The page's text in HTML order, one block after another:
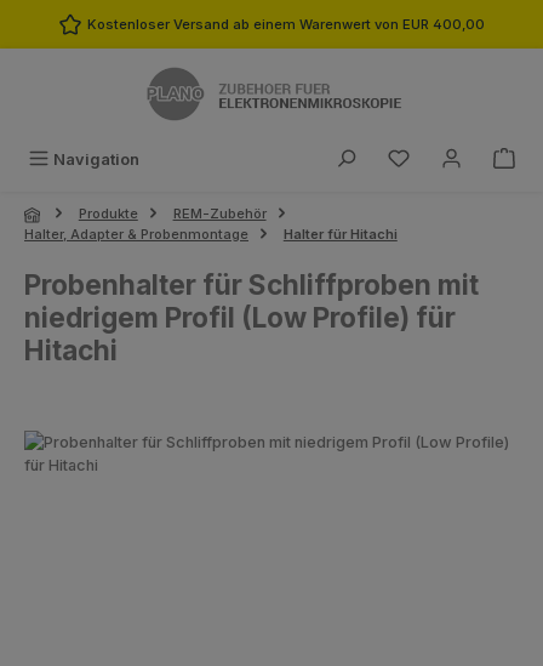
Zum Hauptinhalt springen
Kostenloser Versand ab einem Warenwert von EUR 400,00
Navigation Du hast 0
Produkte
REM-Zubehör
Halter, Adapter & Probenmontage
Halter für Hitachi
Probenhalter für Schliffproben mit
niedrigem Profil (Low Profile) für
Hitachi
Bildergalerie überspringen